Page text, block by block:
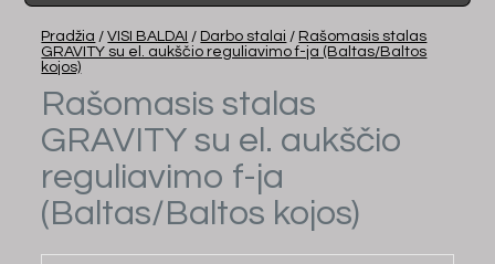
Pradžia /VISI BALDAI / Darbo stalai / Rašomasis stalas
GRAVITY su el. aukščio reguliavimo f-ja (Baltas/Baltos
kojos)
Rašomasis stalas
GRAVITY su el. aukščio
reguliavimo f-ja
(Baltas/Baltos kojos)